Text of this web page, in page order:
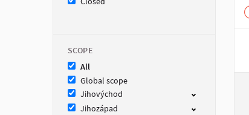
SCOPE
All
Global scope
Jihovýchod
Jihozápad